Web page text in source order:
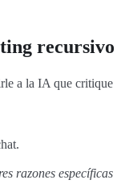
recursivo
a la IA que critique
razones específicas